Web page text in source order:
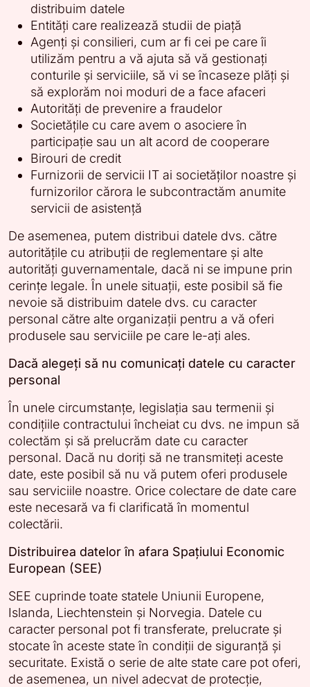
distribuim datele
Entități care realizează studii de piață
Agenți și consilieri, cum ar fi cei pe care îi
utilizăm pentru a vă ajuta să vă gestionați
conturile și serviciile, să vi se încaseze plăți și
să explorăm noi moduri de a face afaceri
Autorități de prevenire a fraudelor
Societățile cu care avem o asociere în
participație sau un alt acord de cooperare
Birouri de credit
Furnizorii de servicii IT ai societăților noastre și
furnizorilor cărora le subcontractăm anumite
servicii de asistență
De asemenea, putem distribui datele dvs. către
autoritățile cu atribuții de reglementare și alte
autorități guvernamentale, dacă ni se impune prin
cerințe legale. În unele situații, este posibil să fie
nevoie să distribuim datele dvs. cu caracter
personal către alte organizații pentru a vă oferi
produsele sau serviciile pe care le-ați ales.
Dacă alegeți să nu comunicați datele cu caracter
personal
În unele circumstanțe, legislația sau termenii și
condițiile contractului încheiat cu dvs. ne impun să
colectăm și să prelucrăm date cu caracter
personal. Dacă nu doriți să ne transmiteți aceste
date, este posibil să nu vă putem oferi produsele
sau serviciile noastre. Orice colectare de date care
este necesară va fi clarificată în momentul
colectării.
Distribuirea datelor în afara Spațiului Economic
European (SEE)
SEE cuprinde toate statele Uniunii Europene,
Islanda, Liechtenstein și Norvegia. Datele cu
caracter personal pot fi transferate, prelucrate și
stocate în aceste state în condiții de siguranță și
securitate. Există o serie de alte state care pot oferi,
de asemenea, un nivel adecvat de protecție,